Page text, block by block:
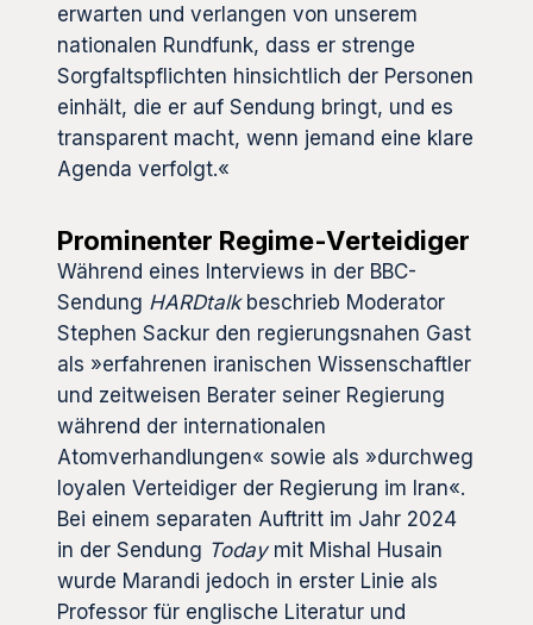
erwarten und verlangen von unserem
nationalen Rundfunk, dass er strenge
Sorgfaltspflichten hinsichtlich der Personen
einhält, die er auf Sendung bringt, und es
transparent macht, wenn jemand eine klare
Agenda verfolgt.«
Prominenter Regime-Verteidiger
Während eines Interviews in der BBC-
Sendung HARDtalkbeschrieb Moderator
Stephen Sackur den regierungsnahen Gast
als »erfahrenen iranischen Wissenschaftler
und zeitweisen Berater seiner Regierung
während der internationalen
Atomverhandlungen« sowie als »durchweg
loyalen Verteidiger der Regierung im Iran«.
Bei einem separaten Auftritt im Jahr 2024
in der Sendung Todaymit Mishal Husain
wurde Marandi jedoch in erster Linie als
Professor für englische Literatur und